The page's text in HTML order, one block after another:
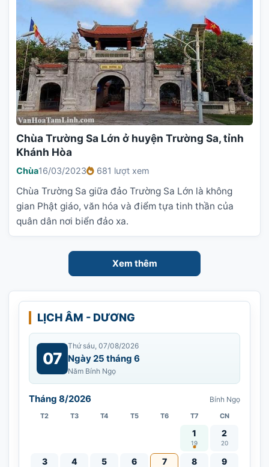
Chùa Trường Sa Lớn ở huyện Trường Sa, tỉnh
Khánh Hòa
Chùa16/03/2023 681 lượt xem
Chùa Trường Sa giữa đảo Trường Sa Lớn là không
gian Phật giáo, văn hóa và điểm tựa tinh thần của
quân dân nơi biển đảo xa.
Xem thêm
LỊCH ÂM - DƯƠNG
07
Thứ sáu, 07/08/2026
Ngày 25 tháng 6
Năm Bính Ngọ
Tháng 8/2026 Bính Ngọ
T2 T3 T4 T5 T6 T7 CN
1
19
Vía Quán Thế Âm
2
20
3 4 5 6 7 8 9